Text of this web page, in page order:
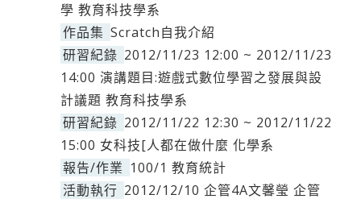
學 教育科技學系
作品集 Scratch自我介紹
研習紀錄 2012/11/23 12:00 ~ 2012/11/23
14:00 演講題目:遊戲式數位學習之發展與設
計議題 教育科技學系
研習紀錄 2012/11/22 12:30 ~ 2012/11/22
15:00 女科技[人都在做什麼 化學系
報告/作業 100/1 教育統計
活動執行 2012/12/10 企管4A文馨瑩 企管